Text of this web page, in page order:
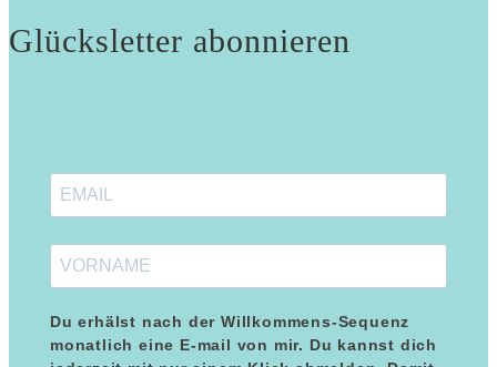
Glücksletter abonnieren
Du erhälst nach der Willkommens-Sequenz
monatlich eine E-mail von mir. Du kannst dich